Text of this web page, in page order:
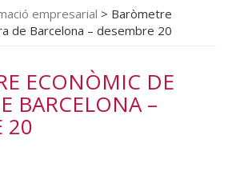
empresarial > Baròmetre
de Barcelona – desembre 20
ECONÒMIC DE
BARCELONA –
20